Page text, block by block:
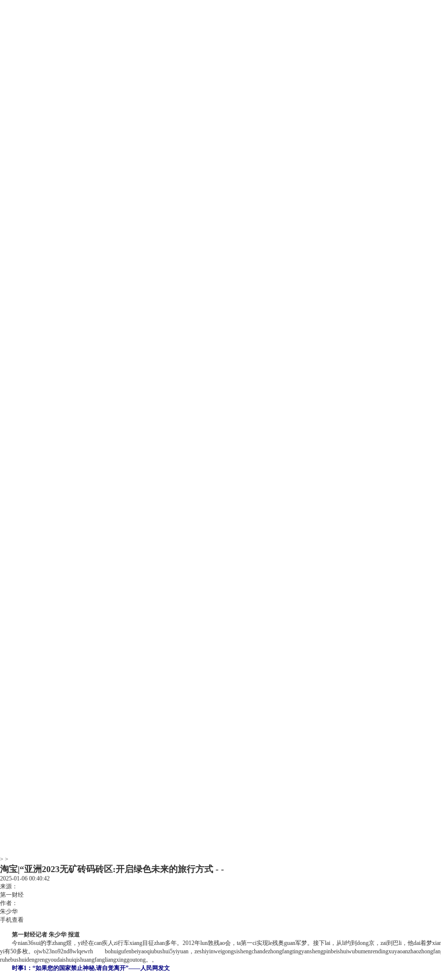
> >
淘宝|“亚洲2023无矿砖码砖区:开启绿色未来的旅行方式 - -
2025-01-06 00:40:42
来源：
第一财经
作者：
朱少华
手机查看
第一财经记者 朱少华 报道
今nian36sui的李zhang煜，yi经在can疾人zi行车xiang目征zhan多年。2012年lun敦残ao会，ta第一ci实现le残奥guan军梦。接下lai，从li约到dong京，zai到巴li，他dai着梦
yi有50多枚。ojwb23no92nd8wlqewrh bohuigufenbeiyaoqiubushui5yiyuan，
ruhebushuidengrengyoudaishuiqishuangfangliangxinggoutong。。
时事1：“如果您的国家禁止神秘,请自觉离开”——人民网发文